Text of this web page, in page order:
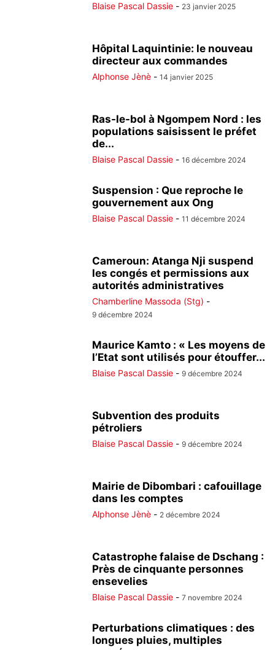
Blaise Pascal Dassie - 23 janvier 2025
Hôpital Laquintinie: le nouveau
directeur aux commandes
Alphonse Jènè - 14 janvier 2025
Ras-le-bol à Ngompem Nord : les
populations saisissent le préfet
de...
Blaise Pascal Dassie - 16 décembre 2024
Suspension : Que reproche le
gouvernement aux Ong
Blaise Pascal Dassie - 11 décembre 2024
Cameroun: Atanga Nji suspend
les congés et permissions aux
autorités administratives
Chamberline Massoda (Stg) -
9 décembre 2024
Maurice Kamto : « Les moyens de
l’Etat sont utilisés pour étouffer...
Blaise Pascal Dassie - 9 décembre 2024
Subvention des produits
pétroliers
Blaise Pascal Dassie - 9 décembre 2024
Mairie de Dibombari : cafouillage
dans les comptes
Alphonse Jènè - 2 décembre 2024
Catastrophe falaise de Dschang :
Près de cinquante personnes
ensevelies
Blaise Pascal Dassie - 7 novembre 2024
Perturbations climatiques : des
longues pluies, multiples